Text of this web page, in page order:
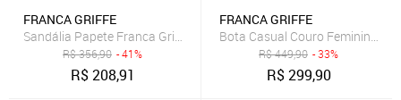
FRANCA GRIFFE
Sandália Papete Franca Griffe Couro Unissex Ajuste Fivelas
R$356,90 - 41%
R$208,91
FRANCA GRIFFE
Bota Casual Couro Feminina
R$449,90 - 33%
R$299,90